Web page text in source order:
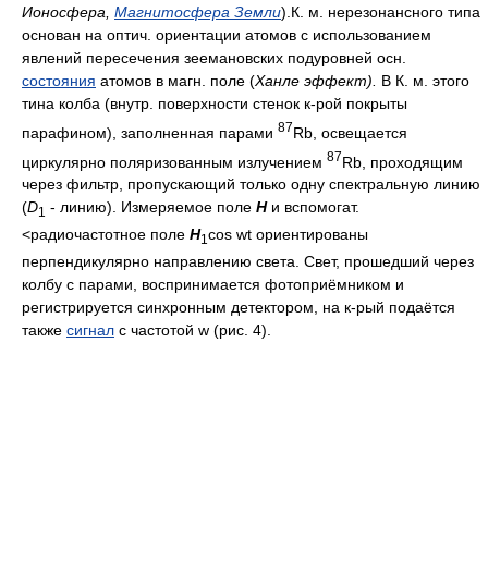
Ионосфера, Магнитосфера Земли).К. м. нерезонансного типа
основан на оптич. ориентации атомов с использованием
явлений пересечения зеемановских подуровней осн.
состояния атомов в магн. поле (Ханле эффект).
В К. м. этого
тина колба (внутр. поверхности стенок к-рой покрыты
парафином), заполненная парами 87Rb, освещается
циркулярно поляризованным излучением 87Rb, проходящим
через фильтр, пропускающий только одну спектральную линию
(D1 - линию). Измеряемое поле Ни вспомогат.
<радиочастотное поле H1 cos wt ориентированы
перпендикулярно направлению света. Свет, прошедший через
колбу с парами, воспринимается фотоприёмником и
регистрируется синхронным детектором, на к-рый подаётся
также сигнал с частотой w (рис. 4).